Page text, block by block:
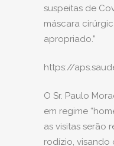
suspeitas de
máscara
apropriado.”
https://
O Sr. Paulo
em regime
as visitas serão
rodízio,